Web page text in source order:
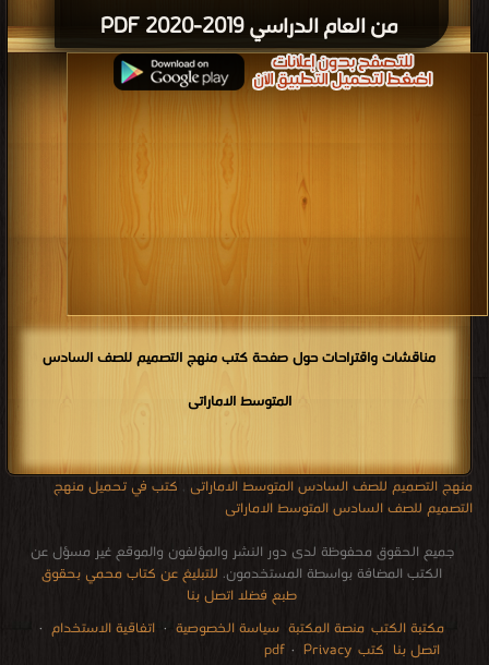
من العام الدراسي 2019-2020 PDF
مناقشات واقتراحات حول صفحة كتب منهج التصميم للصف السادس
المتوسط الاماراتى
منهج التصميم للصف السادس المتوسط الاماراتى , كتب في تحميل منهج
التصميم للصف السادس المتوسط الاماراتى
جميع الحقوق محفوظة لدى دور النشر والمؤلفون والموقع غير مسؤل عن
الكتب المضافة بواسطة المستخدمون. للتبليغ عن كتاب محمي بحقوق
طبع فضلا اتصل بنا
مكتبة الكتب منصة المكتبة سياسة الخصوصية · اتفاقية الاستخدام ·
اتصل بنا كتب pdf · Privacy